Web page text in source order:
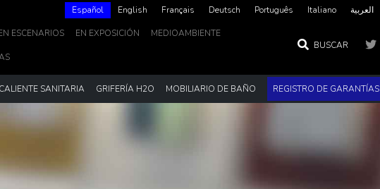
Español English Français Deutsch Português Italiano العربية‏
ESCENARIOS EN EXPOSICIÓN MEDIOAMBIENTE
BUSCAR
SANITARIA GRIFERÍA H2O MOBILIARIO DE BAÑO REGISTRO DE GARANTÍAS